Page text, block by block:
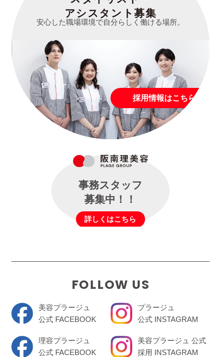
アシスタント募集
安心した職場環境で自分らしく働ける場所。
採用情報はこちら
事務スタッフ
募集中！！
詳しくはこちら
FOLLOW US
美容プラージュ
公式 FACEBOOK
理容プラージュ
公式 FACEBOOK
プラージュ
公式 INSTAGRAM
美容プラージュ 公式
採用 INSTAGRAM